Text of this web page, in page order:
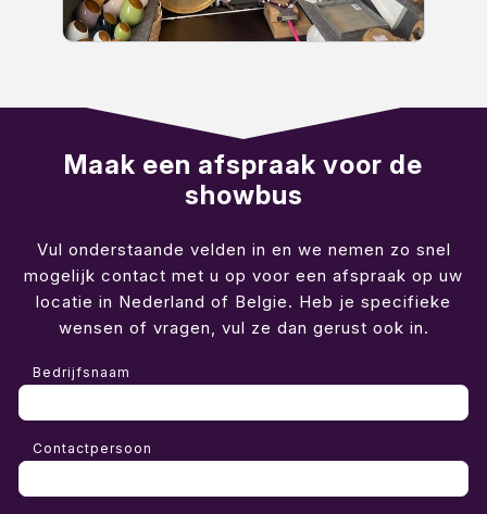
Arddeco Arrangementen
Maak een afspraak voor de
showbus
Vul onderstaande velden in en we nemen zo snel
mogelijk contact met u op voor een afspraak op uw
locatie in Nederland of Belgie. Heb je specifieke
wensen of vragen, vul ze dan gerust ook in.
Bedrijfsnaam
Contactpersoon